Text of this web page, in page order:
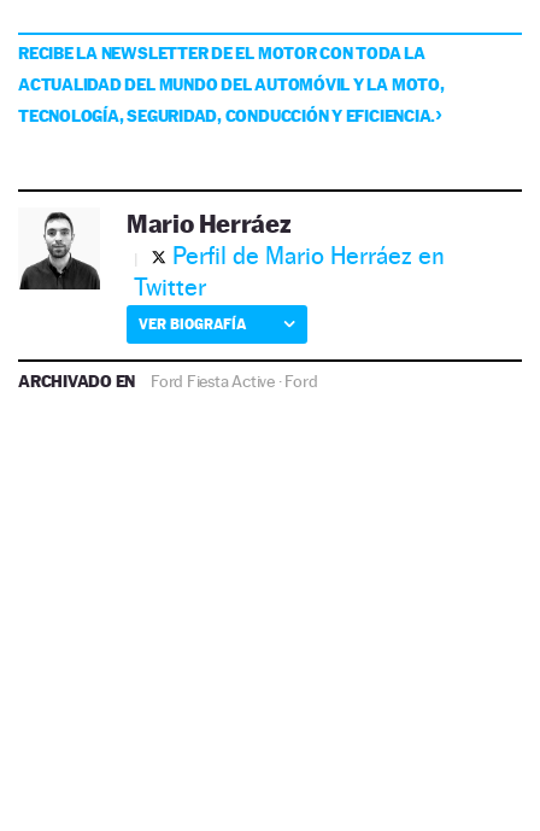
RECIBE LA NEWSLETTER DE EL MOTOR CON TODA LA
ACTUALIDAD DEL MUNDO DEL AUTOMÓVIL Y LA MOTO,
TECNOLOGÍA, SEGURIDAD, CONDUCCIÓN Y EFICIENCIA.
Mario Herráez
Perfil de Mario Herráez en
Twitter
VER BIOGRAFÍA
ARCHIVADO EN Ford Fiesta Active·Ford